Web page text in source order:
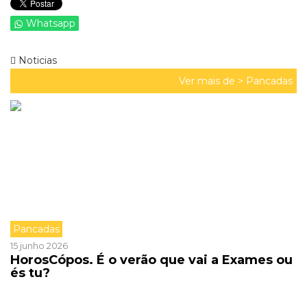
Whatsapp
Noticias
Ver mais de > Pancadas
Pancadas
15 junho 2026
HorosCópos. É o verão que vai a Exames ou
és tu?